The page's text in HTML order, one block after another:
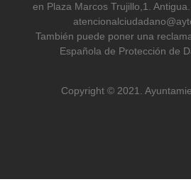
en Plaza Marcos Trujillo,1.
También puede poner una
Española de Protección de
Copyright © 2021.